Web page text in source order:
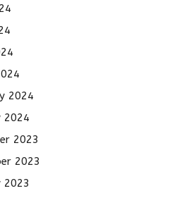
2024
2024
2023
2023
2023